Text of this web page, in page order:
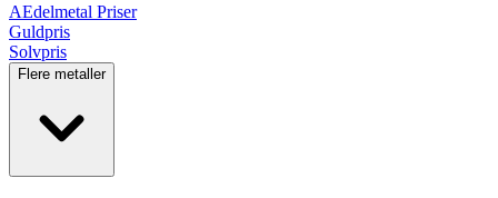
AEdelmetal Priser
Guldpris
Solvpris
Flere metaller